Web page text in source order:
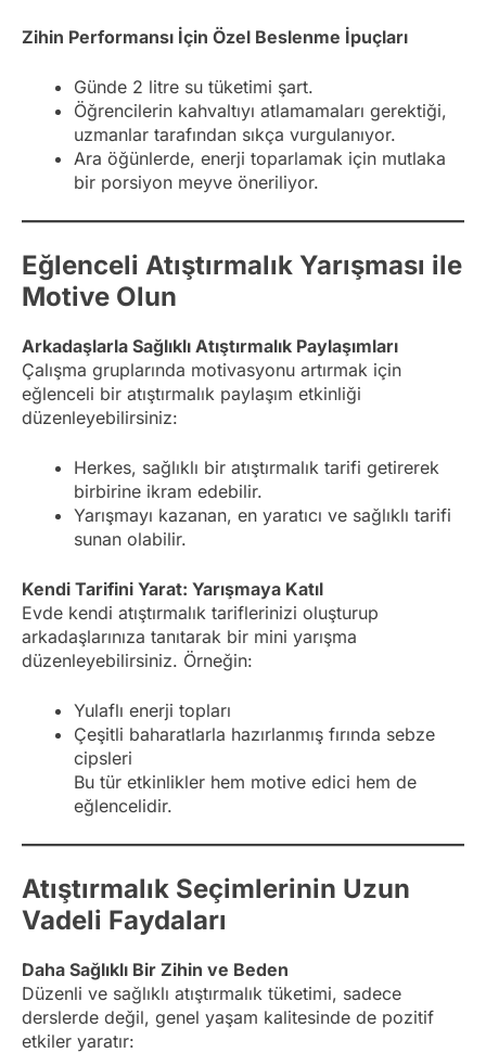
Zihin Performansı İçin Özel Beslenme İpuçları
Günde 2 litre su tüketimi şart.
Öğrencilerin kahvaltıyı atlamamaları gerektiği,
uzmanlar tarafından sıkça vurgulanıyor.
Ara öğünlerde, enerji toparlamak için mutlaka
bir porsiyon meyve öneriliyor.
Eğlenceli Atıştırmalık Yarışması ile
Motive Olun
Arkadaşlarla Sağlıklı Atıştırmalık Paylaşımları
Çalışma gruplarında motivasyonu artırmak için
eğlenceli bir atıştırmalık paylaşım etkinliği
düzenleyebilirsiniz:
Herkes, sağlıklı bir atıştırmalık tarifi getirerek
birbirine ikram edebilir.
Yarışmayı kazanan, en yaratıcı ve sağlıklı tarifi
sunan olabilir.
Kendi Tarifini Yarat: Yarışmaya Katıl
Evde kendi atıştırmalık tariflerinizi oluşturup
arkadaşlarınıza tanıtarak bir mini yarışma
düzenleyebilirsiniz. Örneğin:
Yulaflı enerji topları
Çeşitli baharatlarla hazırlanmış fırında sebze
cipsleri
Bu tür etkinlikler hem motive edici hem de
eğlencelidir.
Atıştırmalık Seçimlerinin Uzun
Vadeli Faydaları
Daha Sağlıklı Bir Zihin ve Beden
Düzenli ve sağlıklı atıştırmalık tüketimi, sadece
derslerde değil, genel yaşam kalitesinde de pozitif
etkiler yaratır: